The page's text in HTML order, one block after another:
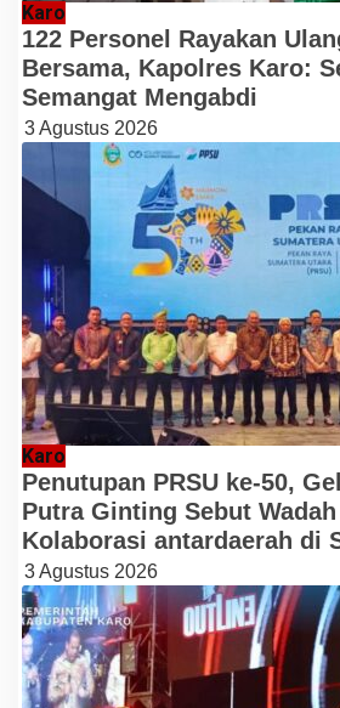
Karo
122 Personel Rayakan
Bersama, Kapolres Karo:
Semangat Mengabdi
3 Agustus 2026
Karo
Penutupan PRSU ke-50,
Putra Ginting Sebut
Kolaborasi antardaerah di
3 Agustus 2026